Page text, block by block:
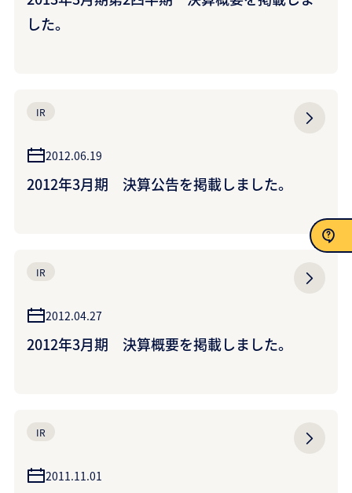
した。
IR
2012.06.19
2012年3月期 決算公告を掲載しました。
IR
2012.04.27
2012年3月期 決算概要を掲載しました。
IR
2011.11.01